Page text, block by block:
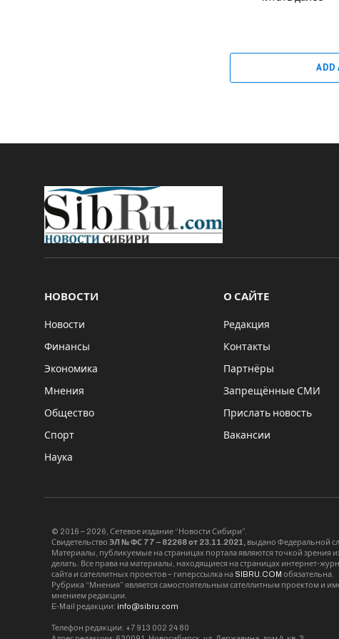
ADD
НОВОСТИ
Новости
Финансы
Экономика
Мнения
Общество
Спорт
Наука
О САЙТЕ
Редакция
Контакты
Партнёры
Запрещённые СМИ
Прислать новость
Вакансии
© 2016 – 2026, Сетевое издание “Новости Сибири”.
Свидетельство ЭЛ № ФС 77 – 82268 от 23.11.2021, выдано Федеральной
Материалы, публикуемые на страницах портала являются точкой зрения
делать. Все права на материалы, находящиеся на страницах интернет-
сайта и сателлитных проектов – гиперссылка на SIBRU.COM обязательна.
Рубрика “Мнения” является самостоятельным сателлитным проектом и
мнением редакции.
E-Mail редакции: info@sibru.com
Телефон редакции: +7 913 002 24 80